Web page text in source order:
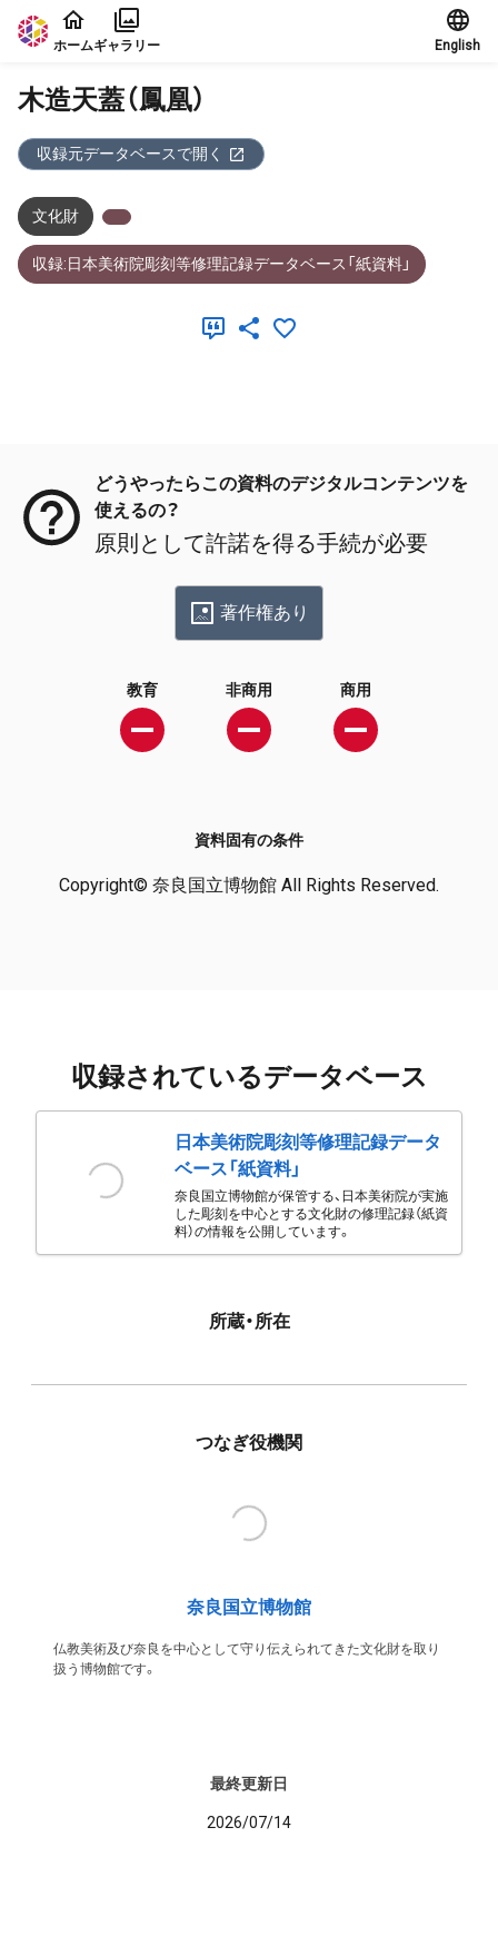
本文に飛ぶ
ホームギャラリー English
木造天蓋（鳳凰）
収録元データベースで開く
文化財
収録:日本美術院彫刻等修理記録データベース「紙資料」
どうやったらこの資料のデジタルコンテンツを
使えるの？
原則として許諾を得る手続が必要
著作権あり
教育 非商用 商用
資料固有の条件
Copyright© 奈良国立博物館 All Rights Reserved.
収録されているデータベース
日本美術院彫刻等修理記録データ
ベース「紙資料」
奈良国立博物館が保管する、日本美術院が実施
した彫刻を中心とする文化財の修理記録（紙資
料）の情報を公開しています。
所蔵・所在
つなぎ役機関
奈良国立博物館
仏教美術及び奈良を中心として守り伝えられてきた文化財を取り
扱う博物館です。
最終更新日
2026/07/14